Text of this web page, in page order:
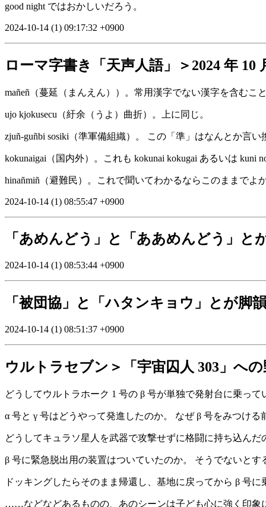
good night ではおかしいだろう。
2024-10-14 (1) 09:17:32 +0900
ローマ字書き「天声人語」＞2024 年 10
mañeñ（蔓延（まんえん））。常用漢字でない漢字を含むこ
ujo kjokusecu（紆余（うよ）曲折）。上に同じ。
zjuñ-guñbi sosiki（準軍備組織）。 この「準」はなんとか言い
kokunaigai（国内外）。これも kokunai kokugai あるいは kuni
hinañmiñ（避難民）。これで聞いてわかるならこのままでよ
2024-10-14 (1) 08:55:47 +0900
「あめんどう」と「ああめんどう」と
2024-10-14 (1) 08:53:44 +0900
「被団協」と「ハタンキョウ」とが脚
2024-10-14 (1) 08:51:37 +0900
ウルトラセブン＞「宇宙囚人 303」へ
どうしてウルトラホーク 1 号の β 号が単独で発射台に乗って
α 号と γ 号はどうやって発進したのか。 なぜ β 号をみつけ
どうしてキュラソ星人を武器で攻撃せずに格闘に持ち込んだ
β 号に緊急脱出用の装置はついていたのか。 そうでないと
ドッキングしたらそのまま帰還し、基地に戻ってから β 号
……などなどあるものの、あのシーンは子ども心に強く印象